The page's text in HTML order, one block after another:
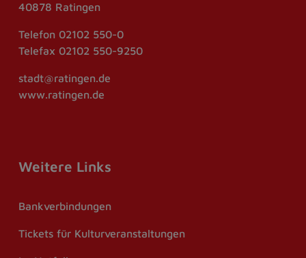
40878 Ratingen
Telefon 02102 550-0
Telefax 02102 550-9250
stadt@ratingen.de
www.ratingen.de
Weitere Links
Bankverbindungen
Tickets für Kulturveranstaltungen